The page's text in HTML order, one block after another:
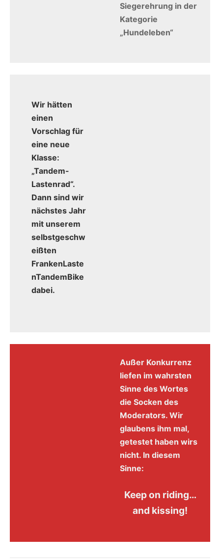
Siegerehrung in der
Kategorie
„Hundeleben“
Wir hätten
einen
Vorschlag für
eine neue
Klasse:
„Tandem-
Lastenrad“.
Dann sind wir
nächstes Jahr
mit unserem
selbstgeschw
eißten
FrankenLaste
nTandemBike
dabei.
Außer Konkurrenz
liefen im wahrsten
Sinne des Wortes
die Socken des
Moderators. Wir
glaubens ihm mal,
getestet haben wirs
nicht. In diesem
Sinne:
Keep on riding…
and kissing!